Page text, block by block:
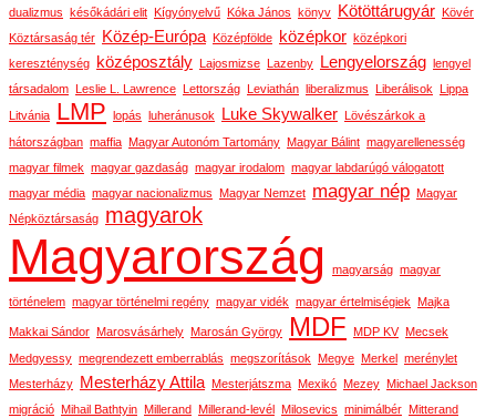
dualizmus későkádári elit Kígyónyelvű Kóka János könyv Kötöttárugyár Kövér
Köztársaság tér
Közép-Európa Középfölde középkor középkori
kereszténység
középosztály Lajosmizse Lazenby Lengyelország lengyel
társadalom Leslie L. Lawrence Lettország Leviathán liberalizmus Liberálisok Lippa
Litvánia LMP lopás luheránusok Luke Skywalker Lövészárkok a
hátországban maffia Magyar Autonóm Tartomány Magyar Bálint magyarellenesség
magyar filmek magyar gazdaság magyar irodalom magyar labdarúgó válogatott
magyar média magyar nacionalizmus Magyar Nemzet magyar nép Magyar
Népköztársaság magyarok
Magyarország magyarság magyar
történelem magyar történelmi regény magyar vidék magyar értelmiségiek Majka
Makkai Sándor Marosvásárhely Marosán György MDF MDP KV Mecsek
Medgyessy megrendezett emberrablás megszorítások Megye Merkel merénylet
Mesterházy
Mesterházy Attila Mesterjátszma Mexikó Mezey Michael Jackson
migráció Mihail Bathtyin Millerand Millerand-levél Milosevics minimálbér Mitterand